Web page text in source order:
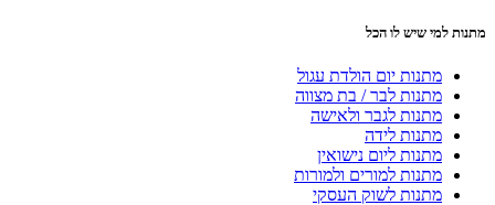
מתנות למי שיש לו הכל
מתנות יום הולדת עגול
מתנות לבר / בת מצווה
מתנות לגבר ולאישה
מתנות לידה
מתנות ליום נישואין
מתנות למורים ולמורות
מתנות לשוק העסקי